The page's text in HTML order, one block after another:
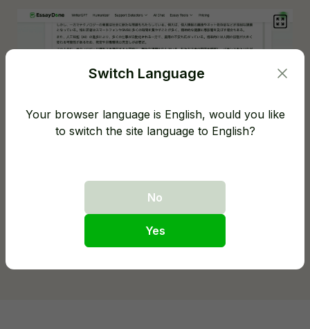
Switch Language
Your browser language is English, would you like
to switch the site language to English?
No
Yes